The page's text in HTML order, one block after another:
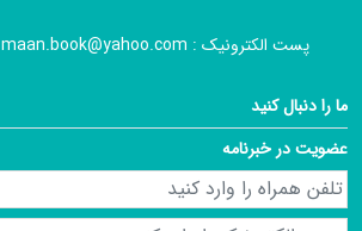
پست الکترونیک : maan.book@yahoo.com
ما را دنبال کنید
عضویت در خبرنامه